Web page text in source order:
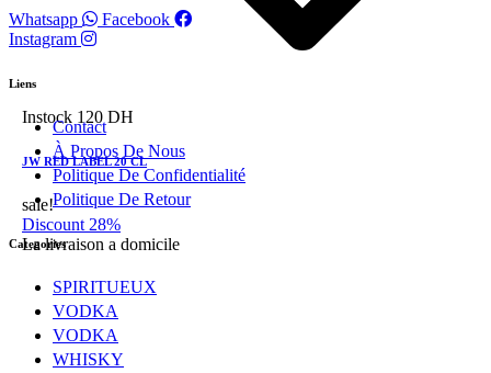
Instock 120 DH
JW RED LABEL 20 CL
sale!
Discount 28%
La livraison a domicile
Whatsapp
Facebook
Instagram
Liens
Contact
À Propos De Nous
Politique De Confidentialité
Politique De Retour
Categories
SPIRITUEUX
VODKA
VODKA
WHISKY